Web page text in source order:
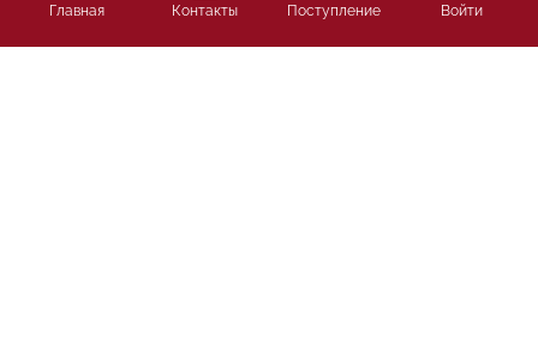
Главная Контакты Поступление Войти